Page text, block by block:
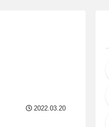
2022.03.20